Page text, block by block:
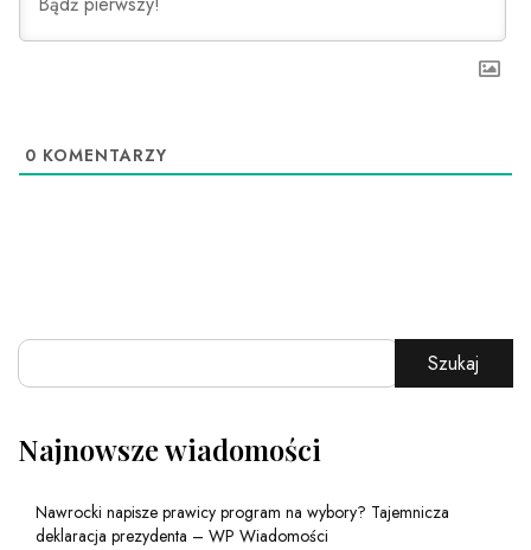
0 KOMENTARZY
Szukaj
Najnowsze wiadomości
Nawrocki napisze prawicy program na wybory? Tajemnicza
deklaracja prezydenta – WP Wiadomości